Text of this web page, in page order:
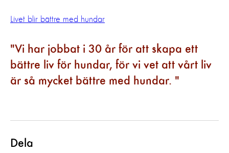
Livet blir bättre med hundar
Vi har jobbat i 30 år för att skapa ett
bättre liv för hundar, för vi vet att vårt liv
är så mycket bättre med hundar.
Dela